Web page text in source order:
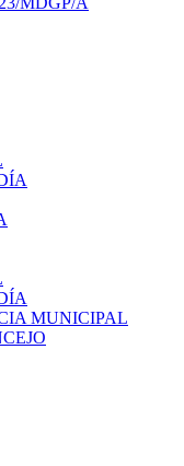
MUNICIPAL